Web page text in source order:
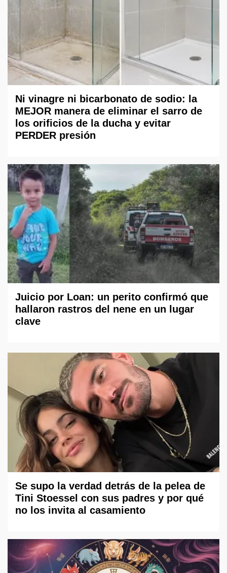
Ni vinagre ni bicarbonato de sodio: la
MEJOR manera de eliminar el sarro de
los orificios de la ducha y evitar
PERDER presión
Juicio por Loan: un perito confirmó que
hallaron rastros del nene en un lugar
clave
Se supo la verdad detrás de la pelea de
Tini Stoessel con sus padres y por qué
no los invita al casamiento